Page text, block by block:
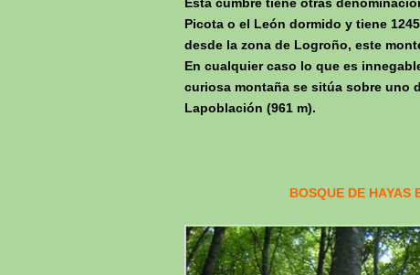
Picota o el León dormido y tiene
desde la zona de Logroño, este
En cualquier caso lo que es
curiosa montaña se sitúa sobre uno
Lapoblación (961 m).
BOSQUE DE HAYAS